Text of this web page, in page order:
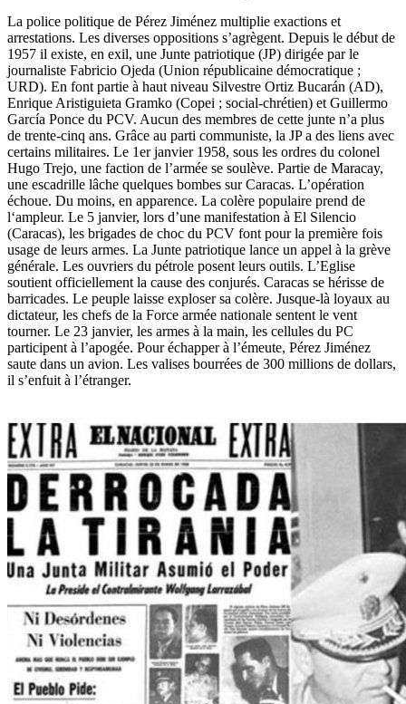
La police politique de Pérez Jiménez multiplie exactions et
arrestations. Les diverses oppositions s’agrègent. Depuis le début de
1957 il existe, en exil, une Junte patriotique (JP) dirigée par le
journaliste Fabricio Ojeda (Union républicaine démocratique ;
URD). En font partie à haut niveau Silvestre Ortiz Bucarán (AD),
Enrique Aristiguieta Gramko (Copei ; social-chrétien) et Guillermo
García Ponce du PCV. Aucun des membres de cette junte n’a plus
de trente-cinq ans. Grâce au parti communiste, la JP a des liens avec
certains militaires. Le 1er janvier 1958, sous les ordres du colonel
Hugo Trejo, une faction de l’armée se soulève. Partie de Maracay,
une escadrille lâche quelques bombes sur Caracas. L’opération
échoue. Du moins, en apparence. La colère populaire prend de
l‘ampleur. Le 5 janvier, lors d’une manifestation à El Silencio
(Caracas), les brigades de choc du PCV font pour la première fois
usage de leurs armes. La Junte patriotique lance un appel à la grève
générale. Les ouvriers du pétrole posent leurs outils. L’Eglise
soutient officiellement la cause des conjurés. Caracas se hérisse de
barricades. Le peuple laisse exploser sa colère. Jusque-là loyaux au
dictateur, les chefs de la Force armée nationale sentent le vent
tourner. Le 23 janvier, les armes à la main, les cellules du PC
participent à l’apogée. Pour échapper à l’émeute, Pérez Jiménez
saute dans un avion. Les valises bourrées de 300 millions de dollars,
il s’enfuit à l’étranger.